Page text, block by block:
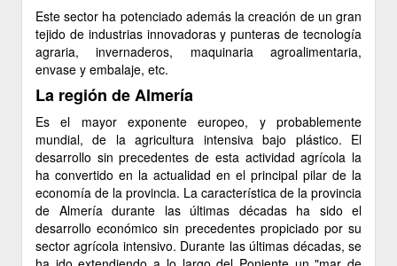
Este sector ha potenciado además la creación de un gran
tejido de industrias innovadoras y punteras de tecnología
agraria, invernaderos, maquinaria agroalimentaria,
envase y embalaje, etc.
La región de Almería
Es el mayor exponente europeo, y probablemente
mundial, de la agricultura intensiva bajo plástico. El
desarrollo sin precedentes de esta actividad agrícola la
ha convertido en la actualidad en el principal pilar de la
economía de la provincia. La característica de la provincia
de Almería durante las últimas décadas ha sido el
desarrollo económico sin precedentes propiciado por su
sector agrícola intensivo. Durante las últimas décadas, se